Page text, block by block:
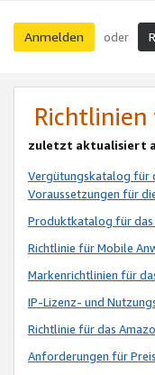
Anmelden oder
zuletzt aktualisiert
Vergütungskatalog für
Voraussetzungen für
Produktkatalog für
Richtlinie für Mobile
Markenrichtlinien für
IP-Lizenz- und
Richtlinie für das
Anforderungen für